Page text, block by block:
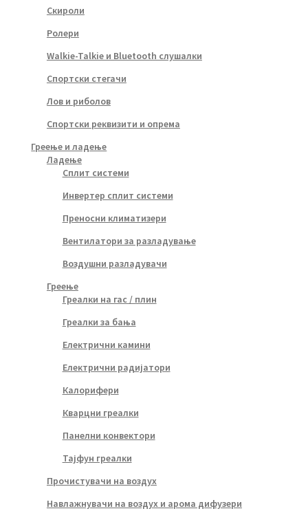
Скироли
Ролери
Walkie-Talkie и Bluetooth слушалки
Спортски стегачи
Лов и риболов
Спортски реквизити и опрема
Греење и ладење
Ладење
Сплит системи
Инвертер сплит системи
Преносни климатизери
Вентилатори за разладување
Воздушни разладувачи
Греење
Греалки на гас / плин
Греалки за бања
Електрични камини
Електрични радијатори
Калорифери
Кварцни греалки
Панелни конвектори
Тајфун греалки
Прочистувачи на воздух
Навлажнувачи на воздух и арома дифузери